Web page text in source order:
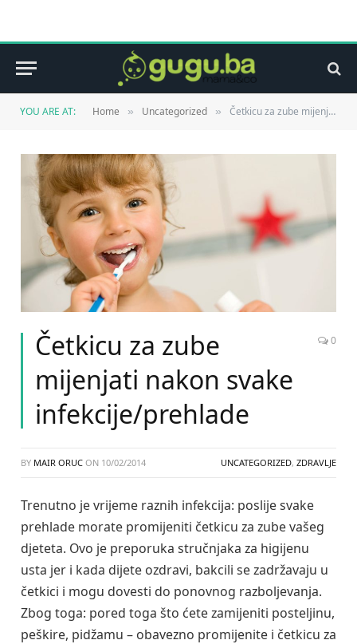
YOU ARE AT: Home » Uncategorized » Četkicu za zube mijenjati nakon svake infekcije/prehlade
Četkicu za zube
mijenjati nakon svake
infekcije/prehlade
0
BY MAIR ORUC ON 10/02/2014 UNCATEGORIZED, ZDRAVLJE
Trenutno je vrijeme raznih infekcija: poslije svake
prehlade morate promijeniti četkicu za zube vašeg
djeteta. Ovo je preporuka stručnjaka za higijenu
usta jer i kada dijete ozdravi, bakcili se zadržavaju u
četkici i mogu dovesti do ponovnog razboljevanja.
Zbog toga: pored toga što ćete zamijeniti posteljinu,
peškire, pidžamu – obavezno promijenite i četkicu za